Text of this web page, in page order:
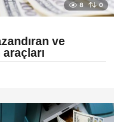
8 0
ve